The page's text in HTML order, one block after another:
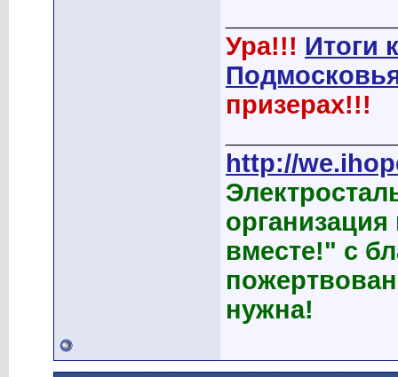
Ура!!! Итоги
призерах!!!
http://
вместе!" с
нужна!